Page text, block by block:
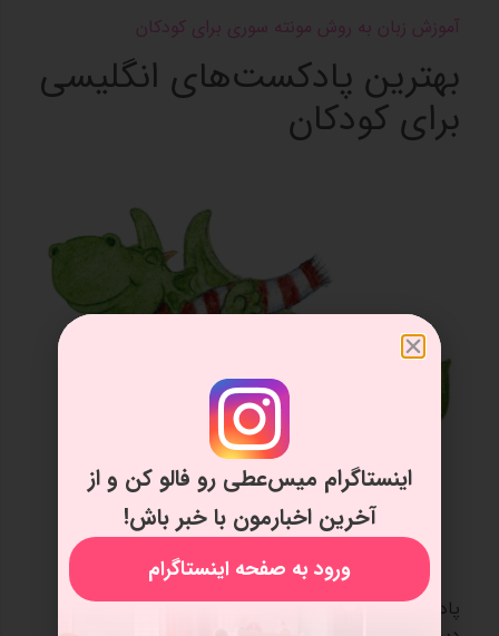
آموزش زبان به روش مونته سوری برای کودکان
بهترین پادکست‌های انگلیسی
برای کودکان
پادکست زبان انگلیسی برای کودکان یک فایل صوتی
اینستاگرام میس‌عطی رو فالو کن و از
آخرین اخبارمون با خبر باش!
ورود به صفحه اینستاگرام